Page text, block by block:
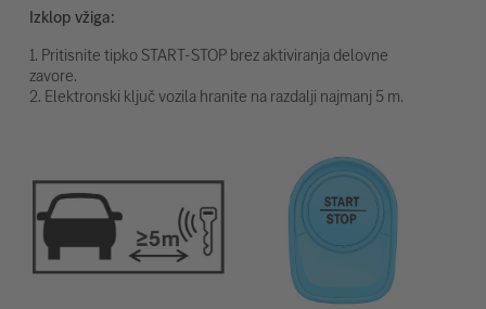
Izklop vžiga:
1. Pritisnite tipko START-STOP brez aktiviranja delovne
zavore.
2. Elektronski ključ vozila hranite na razdalji najmanj 5 m.